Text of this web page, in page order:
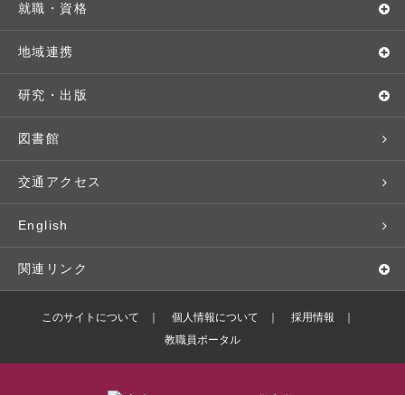
キャンパス・施設設備
交通アクセス
基本情報・情報公開
広報・公聴
Webオープンキャンパス
個別相談（来学・オンライン）
特待生（入学者向け）
パンフレット・資料請求
入学予定者の皆さま
地域実践
留学プログラム
語学プログラム
教職課程
教員紹介
学修支援の体制
キャンパスライフ
年間スケジュール
クラブ・サークル
大学周辺マップ
学生寮
学生支援制度
奨学金・特待生（在学生向け）
就職・資格
就職・進路サポート
資格取得
公務員試験対策
就職実績
社会で活躍する卒業生
地域連携
地域との連携
生涯学習
科目等履修生
社会人・シニア入学
施設・設備の貸し出し
研究・出版
研究者・研究分野
人文社会科学研究所
情報メディア研究所
研究論文
出版物
図書館
交通アクセス
English
関連リンク
バドミントン部ブログ
このサイトについて 個人情報について
採用情報
教職員ポータル